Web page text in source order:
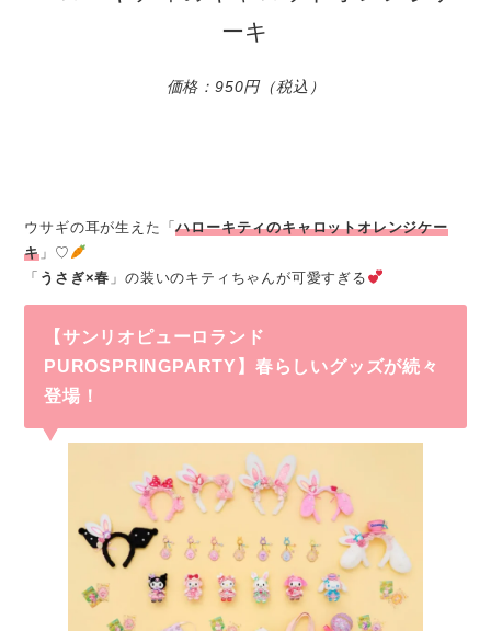
ーキ
価格：950円（税込）
ウサギの耳が生えた「ハローキティのキャロットオレンジケー
キ 」♡
「 うさぎ×春 」の装いのキティちゃんが可愛すぎる
【サンリオピューロランド
PUROSPRINGPARTY】春らしいグッズが続々
登場！